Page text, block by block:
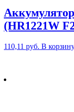
(HR1221W
110,11 руб. В